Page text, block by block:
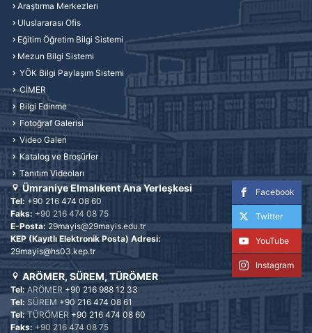
Araştırma Merkezleri
Uluslararası Ofis
Eğitim Öğretim Bilgi Sistemi
Mezun Bilgi Sistemi
YÖK Bilgi Paylaşım Sistemi
CİMER
Bilgi Edinme
Fotoğraf Galerisi
Video Galeri
Katalog ve Broşürler
Tanıtım Videoları
Facebook
Twitter
YouTube
Instagram
Ümraniye Elmalıkent Ana Yerleşkesi
Tel: +90 216 474 08 60
Faks: +90 216 474 08 75
E-Posta: 29mayis@29mayis.edu.tr
KEP (Kayıtlı Elektronik Posta) Adresi:
29mayis@hs03.kep.tr
ARÖMER, SÜREM, TÜRÖMER
Tel: ARÖMER+90 216 988 12 33
Tel: SÜREM +90 216 474 08 61
Tel:TÜRÖMER +90 216 474 08 60
Faks: +90 216 474 08 75